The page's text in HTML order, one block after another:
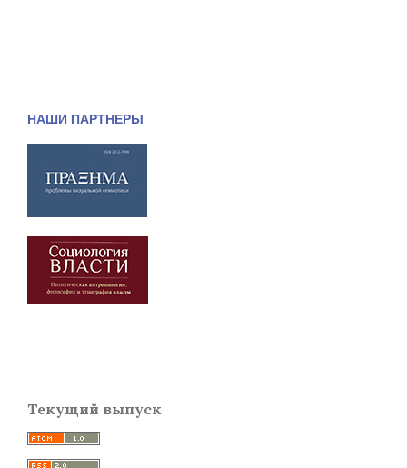
НАШИ ПАРТНЕРЫ
Текущий выпуск